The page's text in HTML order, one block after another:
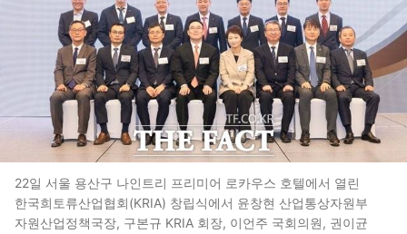
22일 서울 용산구 나인트리 프리미어 로카우스 호텔에서 열린
한국희토류산업협회(KRIA) 창립식에서 윤창현 산업통상자원부
자원산업정책국장, 구본규 KRIA 회장, 이언주 국회의원, 권이균